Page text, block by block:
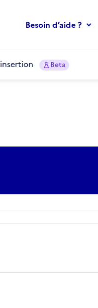
Besoin d’aide ?
Beta